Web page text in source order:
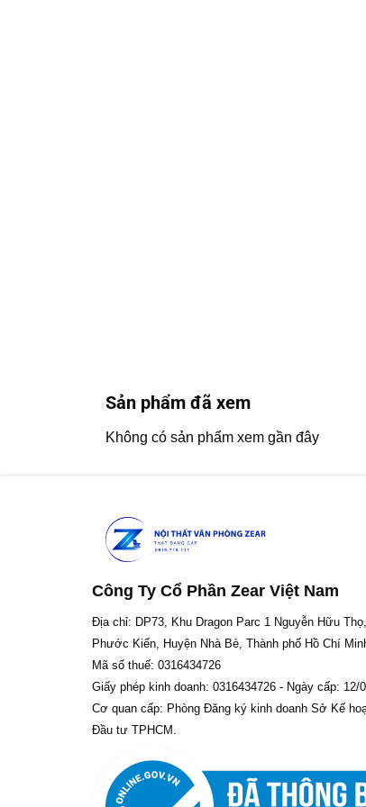
Sản phẩm đã xem
Không có sản phẩm xem gần đây
Công Ty Cổ Phần Zear Việt Nam
Địa chỉ: DP73, Khu Dragon Parc 1 Nguyễn Hữu
Phước Kiển, Huyện Nhà Bè, Thành phố Hồ Chí
Mã số thuế: 0316434726
Giấy phép kinh doanh: 0316434726 - Ngày cấp: 12/
Cơ quan cấp: Phòng Đăng ký kinh doanh Sở Kế
Đầu tư TPHCM.